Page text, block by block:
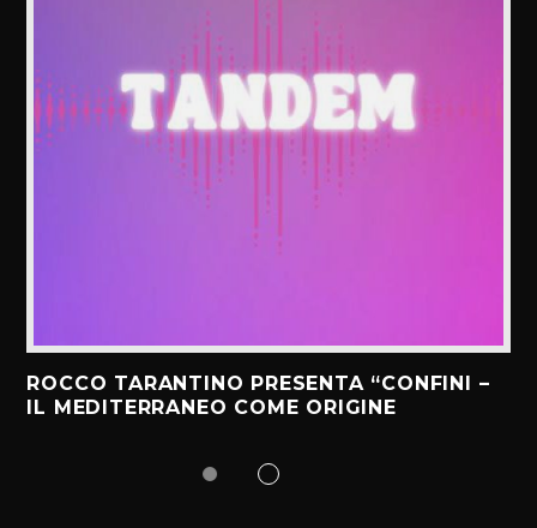
ROCCO TARANTINO PRESENTA “CONFINI –
IL MEDITERRANEO COME ORIGINE